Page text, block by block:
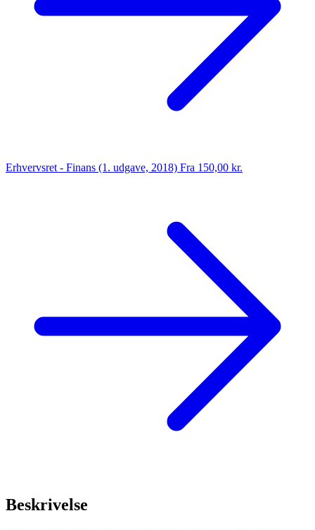
Erhvervsret - Finans (1. udgave, 2018) Fra 150,00 kr.
Beskrivelse